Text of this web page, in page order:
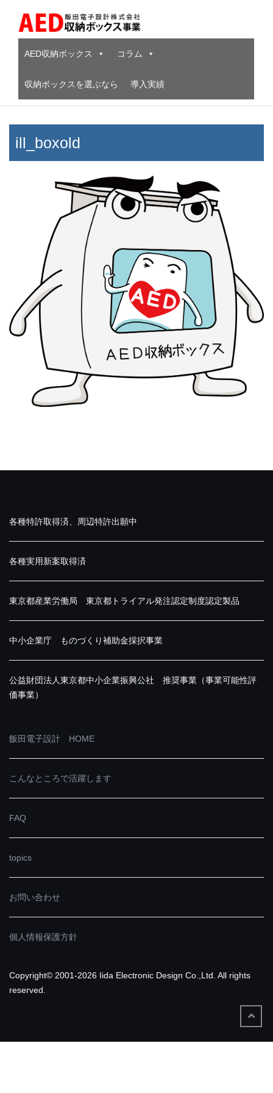
AED収納ボックス
コラム
収納ボックスを選ぶなら 導入実績
ill_boxold
各種特許取得済、周辺特許出願中
各種実用新案取得済
東京都産業労働局 東京都トライアル発注認定制度認定製品
中小企業庁 ものづくり補助金採択事業
公益財団法人東京都中小企業振興公社 推奨事業（事業可能性評
価事業）
飯田電子設計 HOME
こんなところで活躍します
FAQ
topics
お問い合わせ
個人情報保護方針
Copyright© 2001-2026 Iida Electronic Design Co.,Ltd. All rights
reserved.